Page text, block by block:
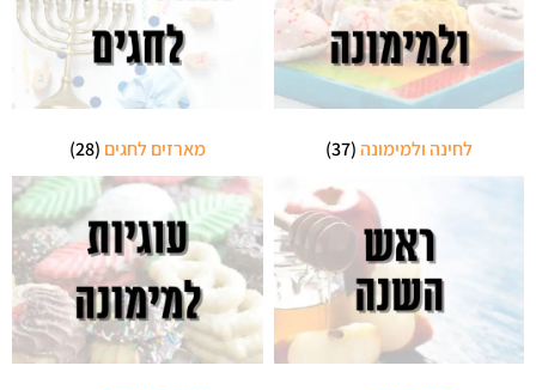
לחינה ולמימונה(37) מארזים לחגים (28)